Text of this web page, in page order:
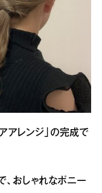
アレンジ」の完成で
、おしゃれなポニー